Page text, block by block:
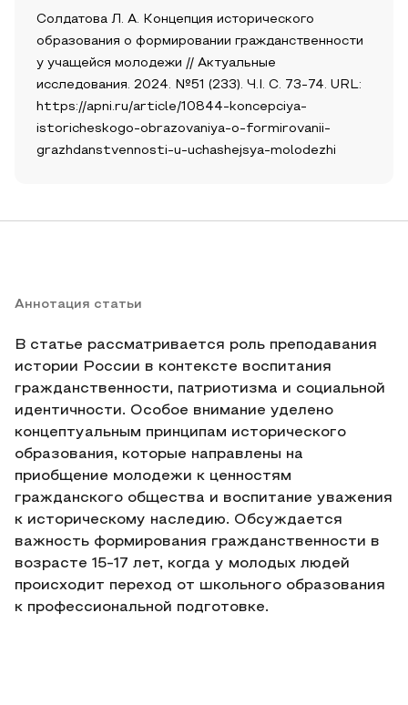
Солдатова Л. А. Концепция исторического
образования о формировании гражданственности
у учащейся молодежи // Актуальные
исследования. 2024. №51 (233). Ч.I. С. 73-74. URL:
https://apni.ru/article/10844-koncepciya-
istoricheskogo-obrazovaniya-o-formirovanii-
grazhdanstvennosti-u-uchashejsya-molodezhi
Аннотация статьи
В статье рассматривается роль преподавания
истории России в контексте воспитания
гражданственности, патриотизма и социальной
идентичности. Особое внимание уделено
концептуальным принципам исторического
образования, которые направлены на
приобщение молодежи к ценностям
гражданского общества и воспитание уважения
к историческому наследию. Обсуждается
важность формирования гражданственности в
возрасте 15-17 лет, когда у молодых людей
происходит переход от школьного образования
к профессиональной подготовке.